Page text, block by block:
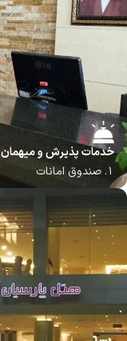
خدمات پذیرش و میهمان
1. صندوق امانات
2. پذیرش و خدمات ۲۴ ساعته
3. چک این و چک اوت سریع
4. پذیرش و ترانسفر فرودگاهی
5. خدمات اتاق (Room Service)
7. خدمات بیدارباش